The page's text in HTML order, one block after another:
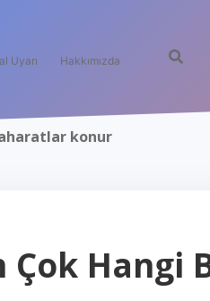
Uyarı Hakkımızda
konur
Çok Hangi